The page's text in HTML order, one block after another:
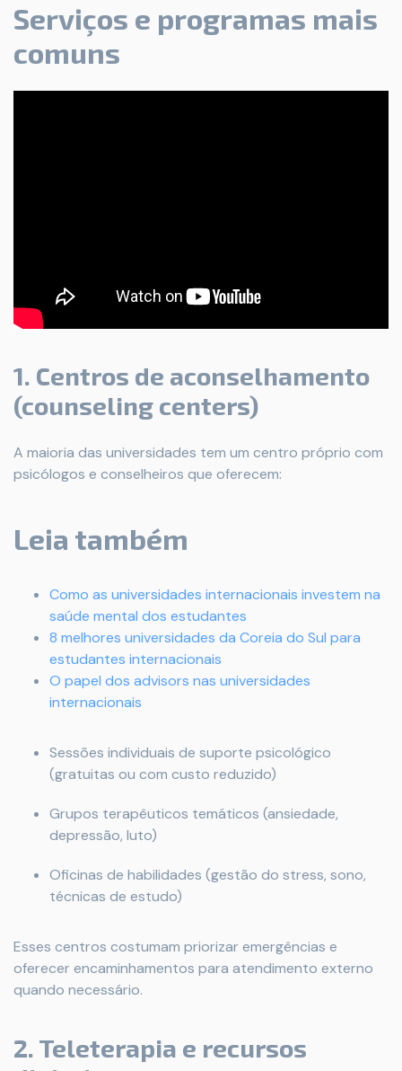
Serviços e programas mais
comuns
1. Centros de aconselhamento
(counseling centers)
A maioria das universidades tem um centro próprio com
psicólogos e conselheiros que oferecem:
Leia também
Como as universidades internacionais investem na
saúde mental dos estudantes
8 melhores universidades da Coreia do Sul para
estudantes internacionais
O papel dos advisors nas universidades
internacionais
Sessões individuais de suporte psicológico
(gratuitas ou com custo reduzido)
Grupos terapêuticos temáticos (ansiedade,
depressão, luto)
Oficinas de habilidades (gestão do stress, sono,
técnicas de estudo)
Esses centros costumam priorizar emergências e
oferecer encaminhamentos para atendimento externo
quando necessário.
2. Teleterapia e recursos